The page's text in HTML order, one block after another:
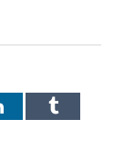
LinkedInTumblr